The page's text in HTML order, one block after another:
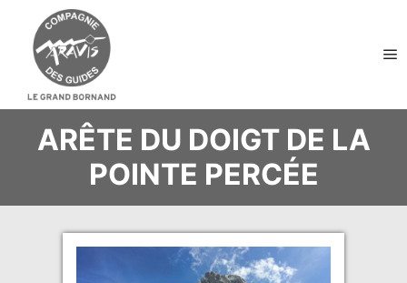
ARÊTE DU DOIGT DE LA
POINTE PERCÉE